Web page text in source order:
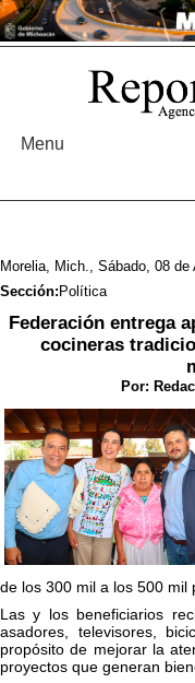
Menu
Morelia, Mich., Sábado, 08 de
Sección: Política
Federación entrega
cocineras
Por:
de los 300 mil a los 500 mil
Las y los beneficiarios
asadores, televisores,
propósito de mejorar la
proyectos que generan